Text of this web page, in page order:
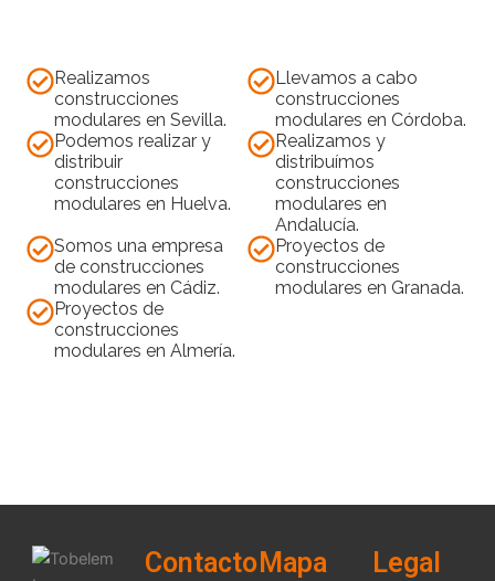
Realizamos
construcciones
modulares en Sevilla.
Llevamos a cabo
construcciones
modulares en Córdoba.
Podemos realizar y
distribuir
construcciones
modulares en Huelva.
Realizamos y
distribuímos
construcciones
modulares en
Andalucía.
Somos una empresa
de construcciones
modulares en Cádiz.
Proyectos de
construcciones
modulares en Granada.
Proyectos de
construcciones
modulares en Almería.
Contacto Mapa
Legal